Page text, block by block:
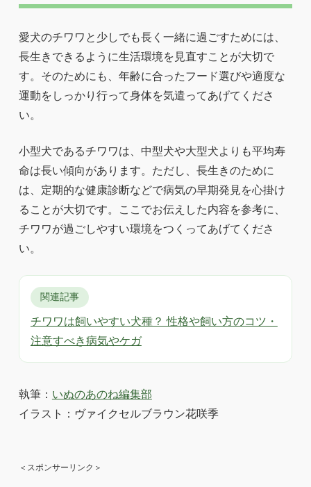
愛犬のチワワと少しでも長く一緒に過ごすためには、
長生きできるように生活環境を見直すことが大切で
す。そのためにも、年齢に合ったフード選びや適度な
運動をしっかり行って身体を気遣ってあげてくださ
い。
小型犬であるチワワは、中型犬や大型犬よりも平均寿
命は長い傾向があります。ただし、長生きのために
は、定期的な健康診断などで病気の早期発見を心掛け
ることが大切です。ここでお伝えした内容を参考に、
チワワが過ごしやすい環境をつくってあげてくださ
い。
関連記事
チワワは飼いやすい犬種？ 性格や飼い方のコツ・
注意すべき病気やケガ
執筆： いぬのあのね編集部
イラスト：ヴァイクセルブラウン花咲季
＜スポンサーリンク＞